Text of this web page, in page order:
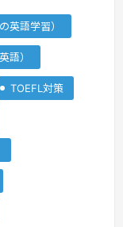
to be
英語学習）
語）
TOEFL対策